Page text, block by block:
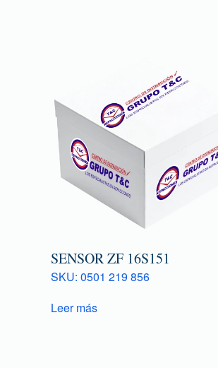
SENSOR ZF 16S151
SKU: 0501 219 856
Leer más